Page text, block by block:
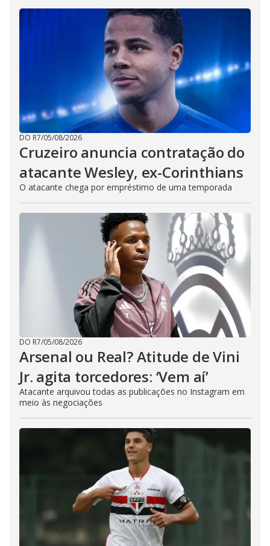
DO R7/05/08/2026
Cruzeiro anuncia contratação do
atacante Wesley, ex-Corinthians
O atacante chega por empréstimo de uma temporada
DO R7/05/08/2026
Arsenal ou Real? Atitude de Vini
Jr. agita torcedores: ‘Vem aí’
Atacante arquivou todas as publicações no Instagram em
meio às negociações